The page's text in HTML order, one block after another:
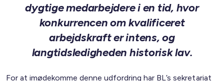
dygtige medarbejdere i en tid, hvor
konkurrencen om kvalificeret
arbejdskraft er intens, og
langtidsledigheden historisk lav.
For at imødekomme denne udfordring har BL’s sekretariat